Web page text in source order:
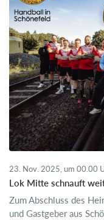
23. Nov. 2025, um 00.00
Lok Mitte schnauft
Zum Abschluss des
und Gastgeber aus